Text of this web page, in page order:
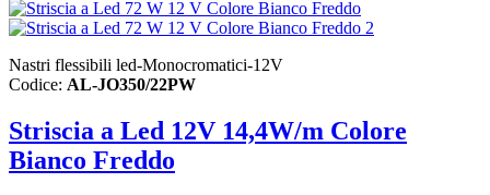
Nastri flessibili led-Monocromatici-12V
Codice: AL-JO350/22PW
Striscia a Led 12V 14,4W/m Colore
Bianco Freddo